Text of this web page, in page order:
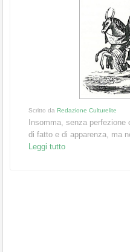
Scritto da Redazione Culturelite
Insomma, senza
di fatto e di apparenza, ma
Leggi tutto